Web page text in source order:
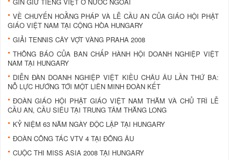
VỀ CHUYẾN HOẰNG PHÁP VÀ LỄ CẦU AN CỦA GIÁO HỘI PHẬT
GIÁO VIỆT NAM TẠI CỘNG HÒA HUNGARY
GIẢI TENNIS CÂY VỢT VÀNG PRAHA 2008
THÔNG BÁO CỦA BAN CHẤP HÀNH HỘI DOANH NGHIỆP VIỆT
NAM TẠI HUNGARY
DIỄN ĐÀN DOANH NGHIỆP VIỆT KIỀU CHÂU ÂU LẦN THỨ BA:
NỖ LỰC HƯỚNG TỚI MỘT LIÊN MINH ĐOÀN KẾT
ĐOÀN GIÁO HỘI PHẬT GIÁO VIỆT NAM THĂM VÀ CHỦ TRÌ LỄ
CẦU AN, CẦU SIÊU TẠI TRUNG TÂM THĂNG LONG
KỶ NIỆM 63 NĂM NGÀY ĐỘC LẬP TẠI HUNGARY
ĐOÀN CÔNG TÁC VTV 4 TẠI ĐÔNG ÂU
CUỘC THI MISS ASIA 2008 TẠI HUNGARY